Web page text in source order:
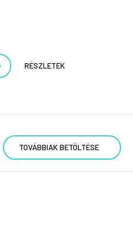
RÉSZLETEK
TOVÁBBIAK BETÖLTÉSE